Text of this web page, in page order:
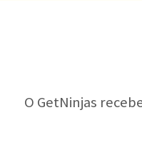
O GetNinjas